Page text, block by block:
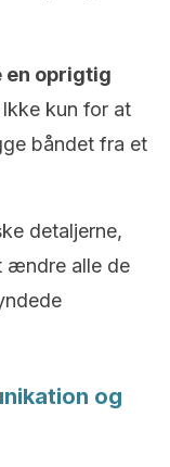
en oprigtig
Ikke kun for at
båndet fra et
detaljerne,
ændre alle de
og